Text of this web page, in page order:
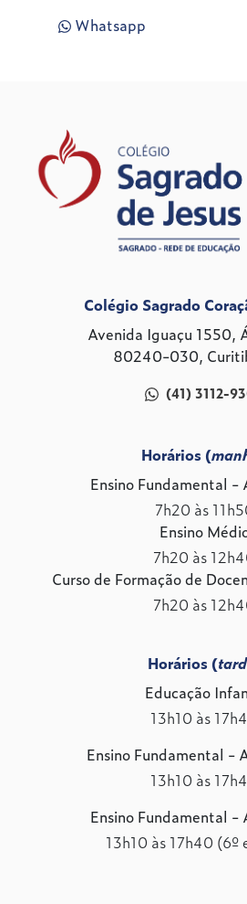
Whatsapp
Colégio Sagrado
Avenida Iguaçu 1550,
80240-030,
(41) 3112-
Horários (
Ensino Fundamental -
7h20 às
Ensino
7h20 às
Curso de Formação de
7h20 às
Horários (
Educação
13h10 às
Ensino Fundamental -
13h10 às
Ensino Fundamental -
13h10 às 17h40 (6º